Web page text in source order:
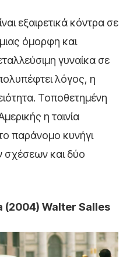
εξαιρετικά κόντρα σε
όμορφη και
γυναίκα σε
λόγος, η
Τοποθετημένη
η ταινία
παράνομο κυνήγι
και δύο
(2004) Walter Salles